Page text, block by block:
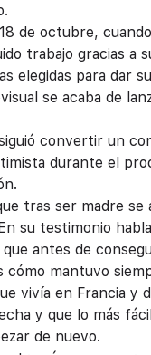
de octubre,
trabajo gracias a
elegidas para dar
se acaba de
convertir un
durante el
tras ser madre
su testimonio
antes de
cómo mantuvo
vivía en Francia y
y que lo más
de nuevo.